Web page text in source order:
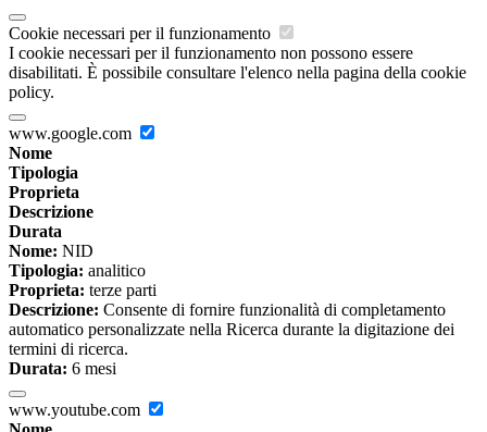
Cookie necessari per il funzionamento
I cookie necessari per il funzionamento non possono essere
disabilitati. È possibile consultare l'elenco nella pagina della cookie
policy.
www.google.com
Nome
Tipologia
Proprieta
Descrizione
Durata
Nome: NID
Tipologia: analitico
Proprieta: terze parti
Descrizione: Consente di fornire funzionalità di completamento
automatico personalizzate nella Ricerca durante la digitazione dei
termini di ricerca.
Durata: 6 mesi
www.youtube.com